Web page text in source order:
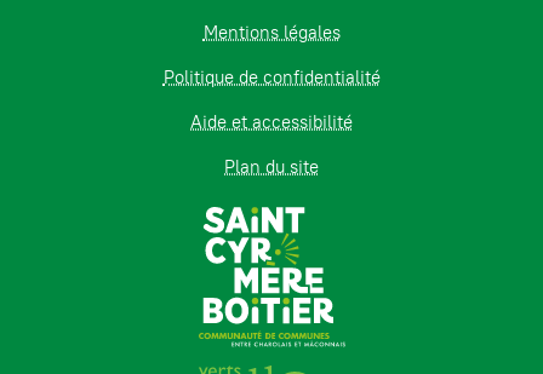
Mentions légales
Politique de confidentialité
Aide et accessibilité
Plan du site